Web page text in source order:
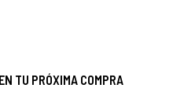
TU PRÓXIMA COMPRA